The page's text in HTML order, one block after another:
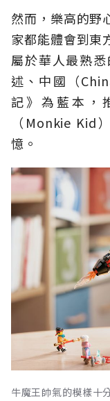
然而，樂高的野
家都能體會到東
屬於華人最熟
述、中國（
記》為藍本，
（Monkie Kid
憶。
牛魔王帥氣的模樣十